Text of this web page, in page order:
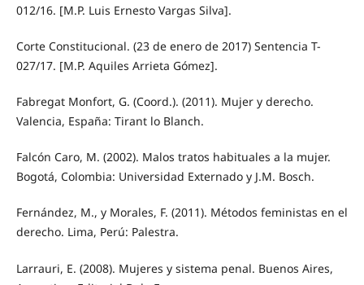
012/16. [M.P. Luis Ernesto Vargas Silva].
Corte Constitucional. (23 de enero de 2017) Sentencia T-
027/17. [M.P. Aquiles Arrieta Gómez].
Fabregat Monfort, G. (Coord.). (2011). Mujer y derecho.
Valencia, España: Tirant lo Blanch.
Falcón Caro, M. (2002). Malos tratos habituales a la mujer.
Bogotá, Colombia: Universidad Externado y J.M. Bosch.
Fernández, M., y Morales, F. (2011). Métodos feministas en el
derecho. Lima, Perú: Palestra.
Larrauri, E. (2008). Mujeres y sistema penal. Buenos Aires,